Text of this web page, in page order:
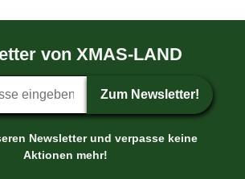
von XMAS-LAND
Zum Newsletter!
Newsletter und verpasse keine
Aktionen mehr!